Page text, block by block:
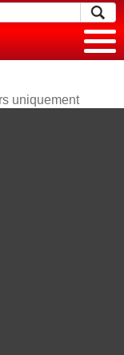
uniquement